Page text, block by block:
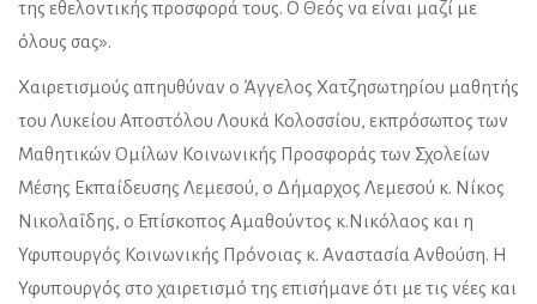
της εθελοντικής προσφορά τους. Ο Θεός να είναι μαζί με
όλους σας».
Χαιρετισμούς απηυθύναν ο Άγγελος Χατζησωτηρίου μαθητής
του Λυκείου Αποστόλου Λουκά Κολοσσίου, εκπρόσωπος των
Μαθητικών Ομίλων Κοινωνικής Προσφοράς των Σχολείων
Μέσης Εκπαίδευσης Λεμεσού, ο Δήμαρχος Λεμεσού κ. Νίκος
Νικολαΐδης, ο Επίσκοπος Αμαθούντος κ.Νικόλαος και η
Υφυπουργός Κοινωνικής Πρόνοιας κ. Αναστασία Ανθούση. Η
Υφυπουργός στο χαιρετισμό της επισήμανε ότι με τις νέες και